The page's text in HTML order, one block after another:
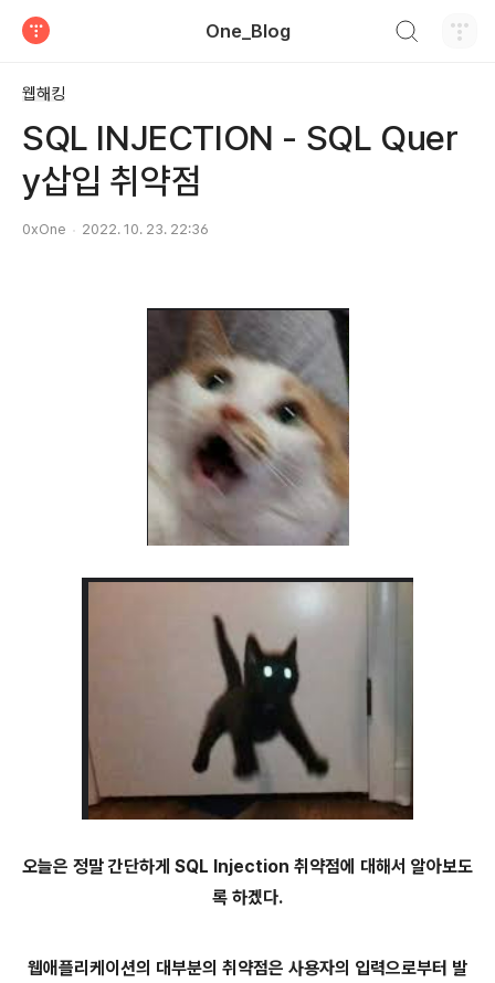
One_Blog
웹해킹
SQL INJECTION - SQL Quer
y삽입 취약점
0xOne 2022. 10. 23. 22:36
오늘은 정말 간단하게 SQL Injection 취약점에 대해서 알아보도
록 하겠다.
웹애플리케이션의 대부분의 취약점은 사용자의 입력으로부터 발